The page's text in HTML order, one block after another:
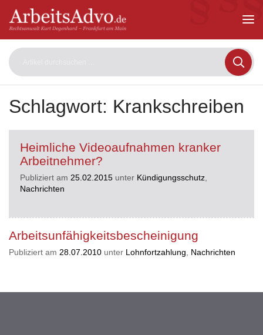
Kurt
Main
Schlagwort: Krankschreiben
Heimliche Videoaufnahmen kranker
Arbeitnehmer?
Publiziert am25.02.2015 unter Kündigungsschutz,
Nachrichten
Arbeitsunfähigkeitsbescheinigung
Publiziert am 28.07.2010 unter Lohnfortzahlung, Nachrichten